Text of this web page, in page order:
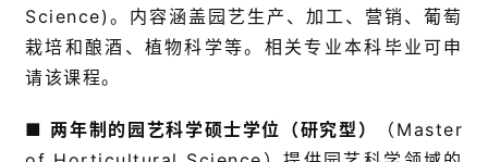
Science)。内容涵盖园艺生产、加工、营销、葡萄
栽培和酿酒、植物科学等。相关专业本科毕业可申
请该课程。
■ 两年制的园艺科学硕士学位（研究型）
（Master